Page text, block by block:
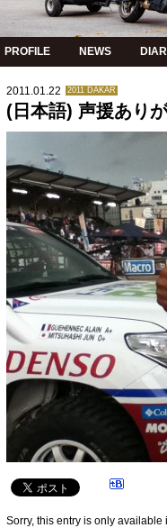
PROFILE NEWS
2011.01.22 2011 DAKAR
(日本語) 声援あり
Sorry, this entry is only available